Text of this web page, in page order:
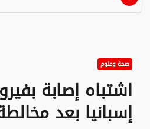
صحة وعلوم
اشتباه إصابة
إسبانيا بعد